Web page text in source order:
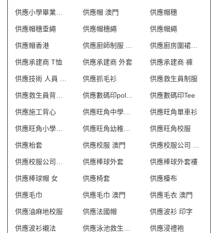
供應帽 澳門 供應帽穗
供應帽穗垂繩 供應帽穗繩 供應帽繩
供應帽香港
供應承建商 T恤 供應承建商 外套 供應承建商 褲
供應抓毛衫 供應救生員制服
供應數碼印polo shirt 供應數碼印Tee
供應施工背心 供應旺角中學校服 供應旺角單車衫
供應旺角幼稚園校服 供應旺角校服
供應枱套 供應校服 澳門
供應棒球外套 供應棒球外套褸
供應棒球帽 女 供應椅套 供應檯布
供應毛巾 供應毛巾 澳門 供應毛衣 澳門
供應油麻地校服 供應法國帽 供應波衫 印字
供應波衫襯法 供應浸禮袍